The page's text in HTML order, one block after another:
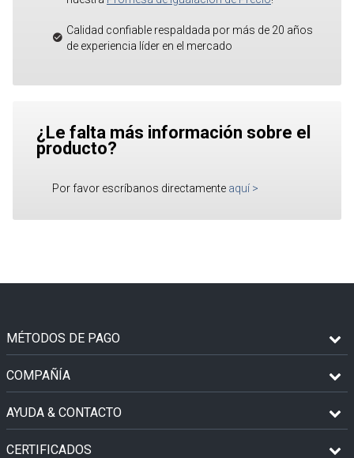
Calidad confiable respaldada por más de 20 años
de experiencia líder en el mercado
¿Le falta más información sobre el
producto?
Por favor escríbanos directamente aquí >
MÉTODOS DE PAGO
COMPAÑÍA
AYUDA & CONTACTO
CERTIFICADOS